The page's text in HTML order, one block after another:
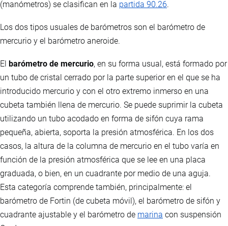
(manómetros) se clasifican en la partida 90.26.
Los dos tipos usuales de barómetros son el barómetro de
mercurio y el barómetro aneroide.
El barómetro de mercurio, en su forma usual, está formado por
un tubo de cristal cerrado por la parte superior en el que se ha
introducido mercurio y con el otro extremo inmerso en una
cubeta también llena de mercurio. Se puede suprimir la cubeta
utilizando un tubo acodado en forma de sifón cuya rama
pequeña, abierta, soporta la presión atmosférica. En los dos
casos, la altura de la columna de mercurio en el tubo varía en
función de la presión atmosférica que se lee en una placa
graduada, o bien, en un cuadrante por medio de una aguja.
Esta categoría comprende también, principalmente: el
barómetro de Fortin (de cubeta móvil), el barómetro de sifón y
cuadrante ajustable y el barómetro de marina con suspensión